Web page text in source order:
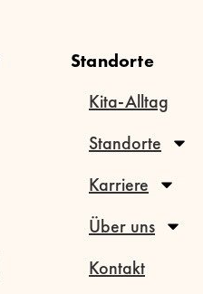
Standorte
Kita-Alltag
Standorte
Karriere
Über uns
Kontakt